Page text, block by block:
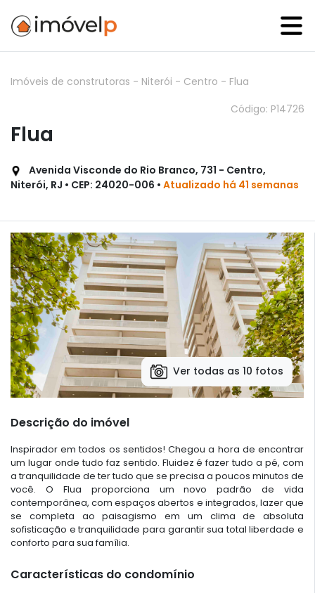
Imóveis de construtoras - Niterói - Centro - Flua
Código: P14726
Flua
Avenida Visconde do Rio Branco, 731 - Centro,
Niterói, RJ • CEP: 24020-006 • Atualizado há 41 semanas
Ver todas as 10 fotos
Descrição do imóvel
Inspirador em todos os sentidos! Chegou a hora de encontrar
um lugar onde tudo faz sentido. Fluidez é fazer tudo a pé, com
a tranquilidade de ter tudo que se precisa a poucos minutos de
você. O Flua proporciona um novo padrão de vida
contemporânea, com espaços abertos e integrados, lazer que
se completa ao paisagismo em um clima de absoluta
sofisticação e tranquilidade para garantir sua total liberdade e
conforto para sua família.
Características do condomínio